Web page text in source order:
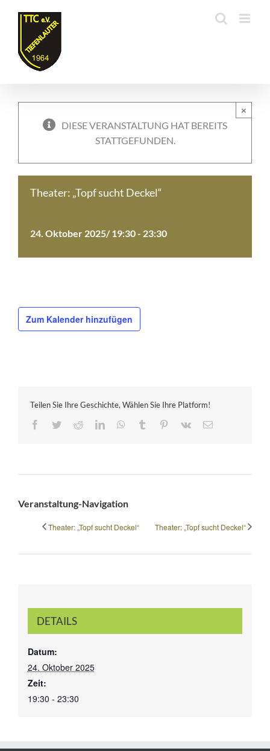
springen
×
DIESE VERANSTALTUNG HAT BEREITS
STATTGEFUNDEN.
Theater: „Topf sucht Deckel“
24. Oktober 2025/ 19:30- 23:30
Zum Kalender hinzufügen
Teilen Sie Ihre Geschichte, Wählen Sie Ihre Platform!
Facebook
TwitterRedditLinkedInWhatsApp
Tumblr Pinterest
Vk
E-
Veranstaltung-Navigation
Theater: „Topf sucht Deckel“ Theater: „Topf sucht Deckel“
DETAILS
Datum:
24. Oktober 2025
Zeit:
19:30 - 23:30